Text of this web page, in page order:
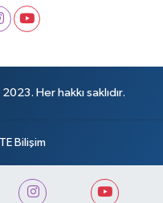
Her hakkı saklıdır.
TE Bilişim